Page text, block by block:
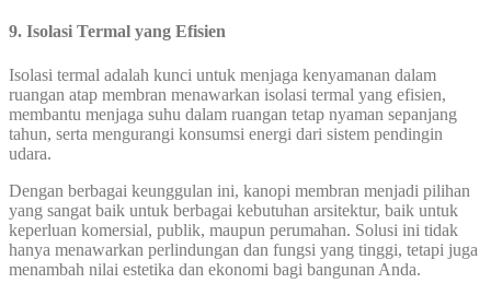
9. Isolasi Termal yang Efisien
Isolasi termal adalah kunci untuk menjaga kenyamanan dalam
ruangan atap membran menawarkan isolasi termal yang efisien,
membantu menjaga suhu dalam ruangan tetap nyaman sepanjang
tahun, serta mengurangi konsumsi energi dari sistem pendingin
udara.
Dengan berbagai keunggulan ini, kanopi membran menjadi pilihan
yang sangat baik untuk berbagai kebutuhan arsitektur, baik untuk
keperluan komersial, publik, maupun perumahan. Solusi ini tidak
hanya menawarkan perlindungan dan fungsi yang tinggi, tetapi juga
menambah nilai estetika dan ekonomi bagi bangunan Anda.